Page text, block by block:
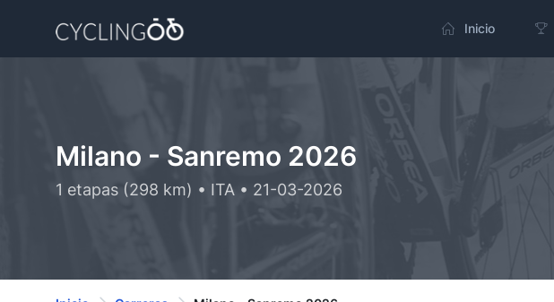
Inicio
Milano - Sanremo 2026
1 etapas (298 km) • ITA • 21-03-2026